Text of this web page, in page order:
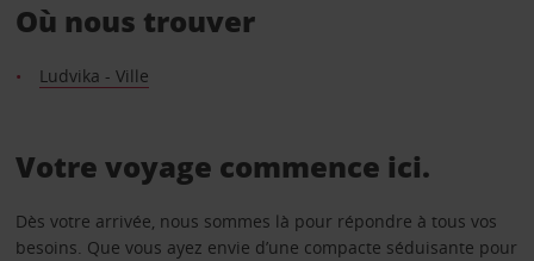
Où nous trouver
Ludvika - Ville
Votre voyage commence ici.
Dès votre arrivée, nous sommes là pour répondre à tous vos
besoins. Que vous ayez envie d’une compacte séduisante pour